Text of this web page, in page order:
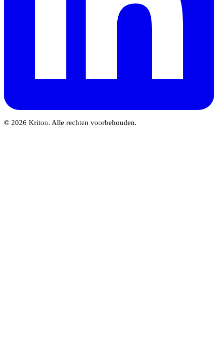
© 2026 Kriton. Alle rechten voorbehouden.